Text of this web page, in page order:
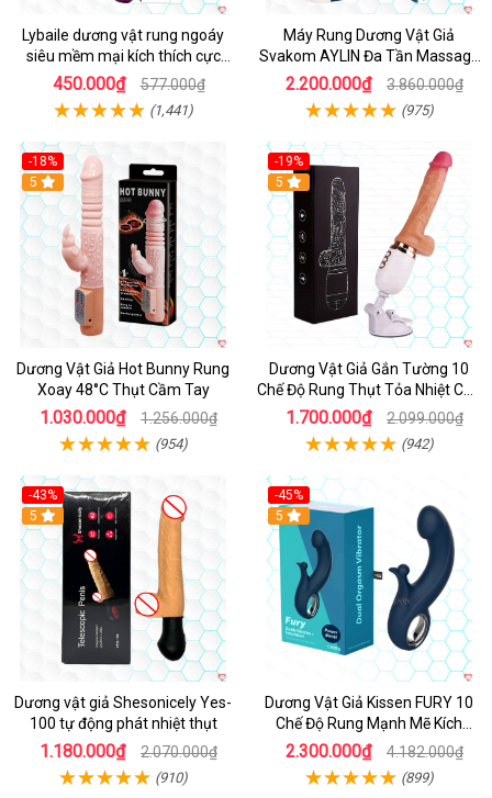
Lybaile dương vật rung ngoáy
siêu mềm mại kích thích cực
mạnh
450.000₫ 577.000₫
(1,441)
Máy Rung Dương Vật Giả
Svakom AYLIN Đa Tần Massage
Sướng
2.200.000₫ 3.860.000₫
(975)
-18%
Hot
5
Dương Vật Giả Hot Bunny Rung
Xoay 48°C Thụt Cầm Tay
1.030.000₫ 1.256.000₫
(954)
-19%
Hot
5
Dương Vật Giả Gắn Tường 10
Chế Độ Rung Thụt Tỏa Nhiệt Cao
Cấp
1.700.000₫ 2.099.000₫
(942)
-43%
5
Dương vật giả Shesonicely Yes-
100 tự động phát nhiệt thụt
1.180.000₫ 2.070.000₫
(910)
-45%
Hot
5
Dương Vật Giả Kissen FURY 10
Chế Độ Rung Mạnh Mẽ Kích
Thích
2.300.000₫ 4.182.000₫
(899)